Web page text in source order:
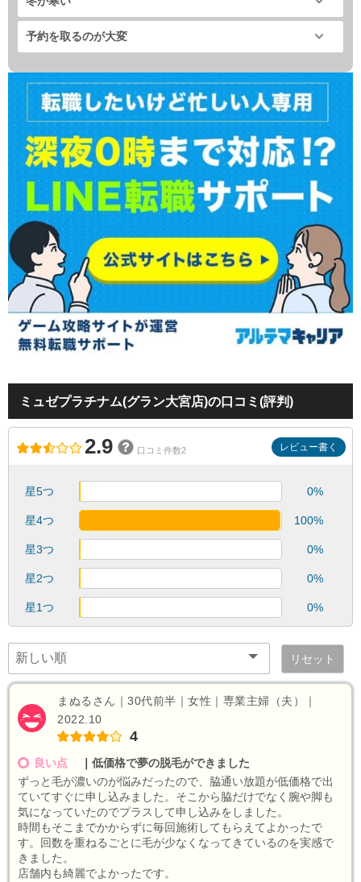
予約を取るのが大変
ミュゼプラチナム(グラン大宮店)の口コミ(評判)
2.9 口コミ件数2 レビュー書く
星5つ 0%
星4つ 100%
星3つ 0%
星2つ 0%
星1つ 0%
リセット
まぬるさん｜30代前半｜女性｜専業主婦（夫）｜
2022.10
4
良い点
低価格で夢の脱毛ができました
ずっと毛が濃いのが悩みだったので、脇通い放題が低価格で出
ていてすぐに申し込みました。そこから脇だけでなく腕や脚も
気になっていたのでプラスして申し込みをしました。
時間もそこまでかからずに毎回施術してもらえてよかったで
す。回数を重ねるごとに毛が少なくなってきているのを実感で
きました。
店舗内も綺麗でよかったです。